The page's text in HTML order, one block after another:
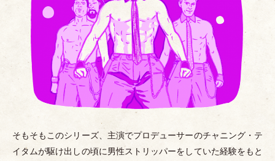
そもそもこのシリーズ、主演でプロデューサーのチャニング・ テ
イタムが駆け出しの頃に男性ストリッパーをしていた経験をもと